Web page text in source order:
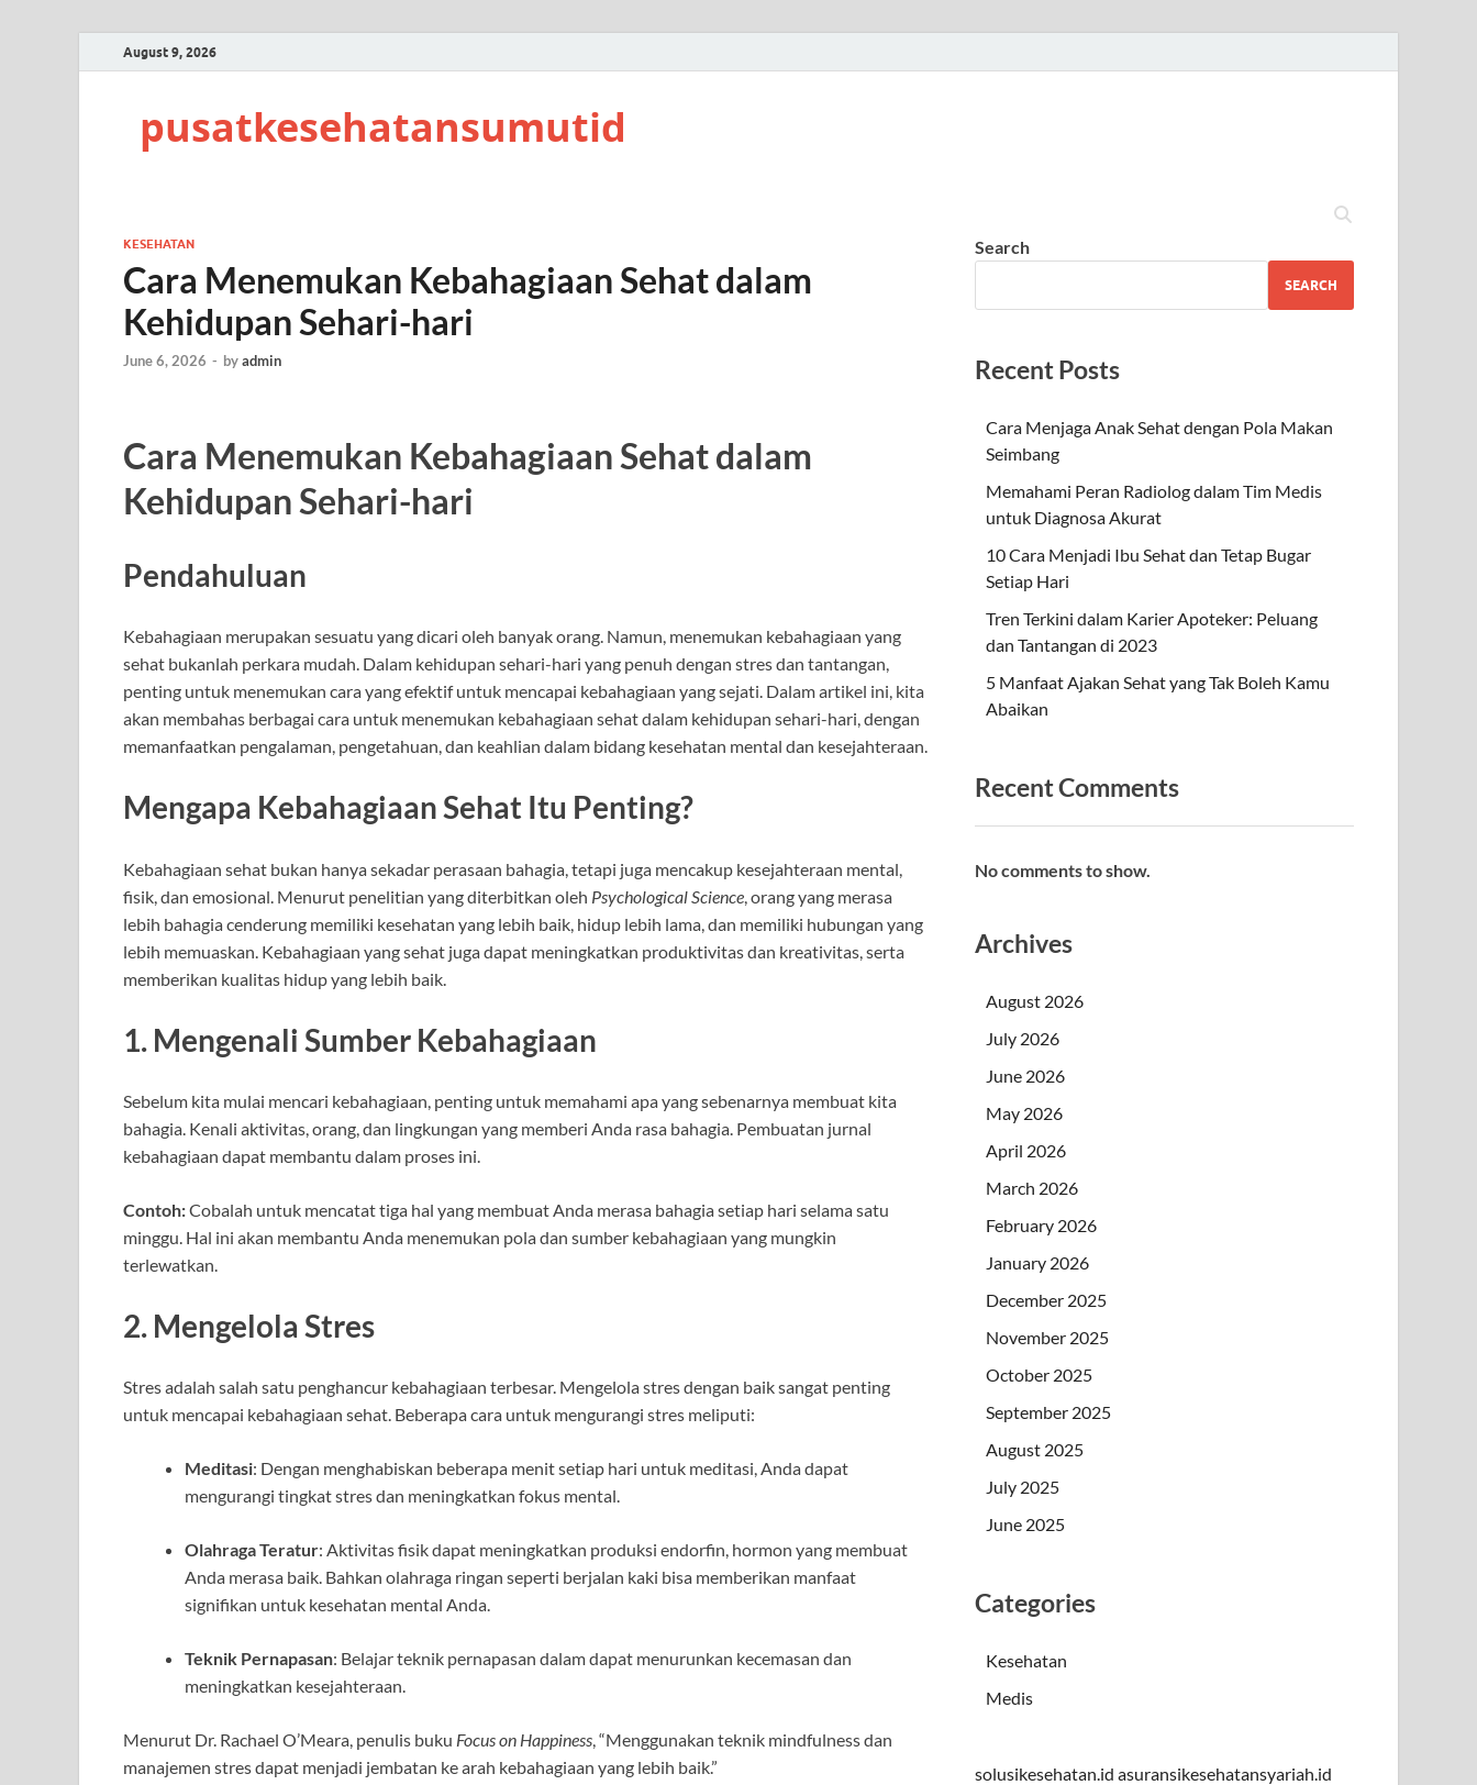
August 9, 2026
pusatkesehatansumutid
KESEHATAN
Cara Menemukan Kebahagiaan Sehat dalam
Kehidupan Sehari-hari
June 6, 2026 - byadmin
Cara Menemukan Kebahagiaan Sehat dalam
Kehidupan Sehari-hari
Pendahuluan
Kebahagiaan merupakan sesuatu yang dicari oleh banyak orang. Namun, menemukan kebahagiaan yang
sehat bukanlah perkara mudah. Dalam kehidupan sehari-hari yang penuh dengan stres dan tantangan,
penting untuk menemukan cara yang efektif untuk mencapai kebahagiaan yang sejati. Dalam artikel ini, kita
akan membahas berbagai cara untuk menemukan kebahagiaan sehat dalam kehidupan sehari-hari, dengan
memanfaatkan pengalaman, pengetahuan, dan keahlian dalam bidang kesehatan mental dan kesejahteraan.
Mengapa Kebahagiaan Sehat Itu Penting?
Kebahagiaan sehat bukan hanya sekadar perasaan bahagia, tetapi juga mencakup kesejahteraan mental,
fisik, dan emosional. Menurut penelitian yang diterbitkan oleh Psychological Science , orang yang merasa
lebih bahagia cenderung memiliki kesehatan yang lebih baik, hidup lebih lama, dan memiliki hubungan yang
lebih memuaskan. Kebahagiaan yang sehat juga dapat meningkatkan produktivitas dan kreativitas, serta
memberikan kualitas hidup yang lebih baik.
1. Mengenali Sumber Kebahagiaan
Sebelum kita mulai mencari kebahagiaan, penting untuk memahami apa yang sebenarnya membuat kita
bahagia. Kenali aktivitas, orang, dan lingkungan yang memberi Anda rasa bahagia. Pembuatan jurnal
kebahagiaan dapat membantu dalam proses ini.
Contoh:Cobalah untuk mencatat tiga hal yang membuat Anda merasa bahagia setiap hari selama satu
minggu. Hal ini akan membantu Anda menemukan pola dan sumber kebahagiaan yang mungkin
terlewatkan.
2. Mengelola Stres
Stres adalah salah satu penghancur kebahagiaan terbesar. Mengelola stres dengan baik sangat penting
untuk mencapai kebahagiaan sehat. Beberapa cara untuk mengurangi stres meliputi:
Meditasi: Dengan menghabiskan beberapa menit setiap hari untuk meditasi, Anda dapat
mengurangi tingkat stres dan meningkatkan fokus mental.
Olahraga Teratur: Aktivitas fisik dapat meningkatkan produksi endorfin, hormon yang membuat
Anda merasa baik. Bahkan olahraga ringan seperti berjalan kaki bisa memberikan manfaat
signifikan untuk kesehatan mental Anda.
Teknik Pernapasan: Belajar teknik pernapasan dalam dapat menurunkan kecemasan dan
meningkatkan kesejahteraan.
Menurut Dr. Rachael O’Meara, penulis buku Focus on Happiness, “Menggunakan teknik mindfulness dan
manajemen stres dapat menjadi jembatan ke arah kebahagiaan yang lebih baik.”
Search
SEARCH
Recent Posts
Cara Menjaga Anak Sehat dengan Pola Makan
Seimbang
Memahami Peran Radiolog dalam Tim Medis
untuk Diagnosa Akurat
10 Cara Menjadi Ibu Sehat dan Tetap Bugar
Setiap Hari
Tren Terkini dalam Karier Apoteker: Peluang
dan Tantangan di 2023
5 Manfaat Ajakan Sehat yang Tak Boleh Kamu
Abaikan
Recent Comments
No comments to show.
Archives
August 2026
July 2026
June 2026
May 2026
April 2026
March 2026
February 2026
January 2026
December 2025
November 2025
October 2025
September 2025
August 2025
July 2025
June 2025
Categories
Kesehatan
Medis
solusikesehatan.id asuransikesehatansyariah.id